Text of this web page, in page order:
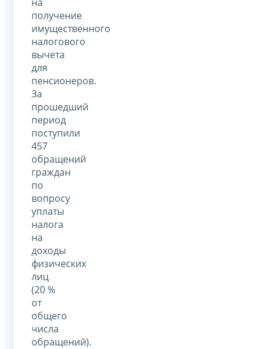
получение
имущественного
налогового
вычета
для
пенсионеров.
За
прошедший
период
поступили
457
обращений
граждан
по
вопросу
уплаты
налога
на
доходы
физических
лиц
(20 %
от
общего
числа
обращений).